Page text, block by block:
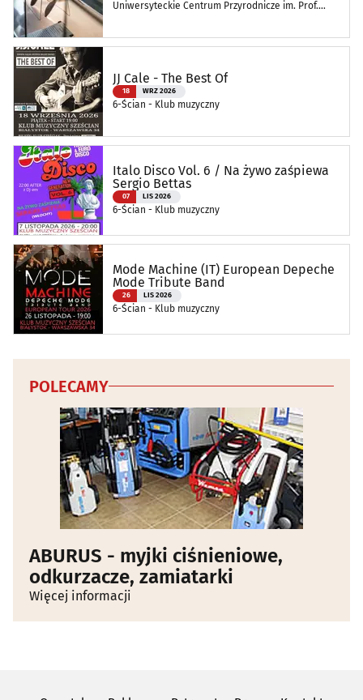
Uniwersyteckie Centrum Przyrodnicze im. Prof.
JJ Cale - The Best Of
18 WRZ 2026
6-Ścian - Klub muzyczny
Italo Disco Vol. 6 / Na żywo zaśpiewa
Sergio Bettas
07 LIS 2026
6-Ścian - Klub muzyczny
Mode Machine (IT) European Depeche
Mode Tribute Band
26 LIS 2026
6-Ścian - Klub muzyczny
POLECAMY
ABURUS - myjki ciśnieniowe,
odkurzacze, zamiatarki
Więcej informacji